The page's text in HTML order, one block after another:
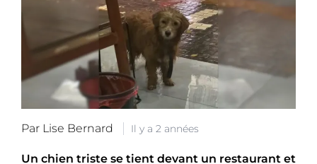
Par Lise Bernard Il y a 2 années
Un chien triste se tient devant un restaurant et